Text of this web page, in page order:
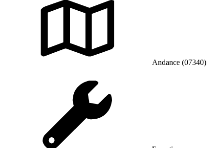
Andance (07340)